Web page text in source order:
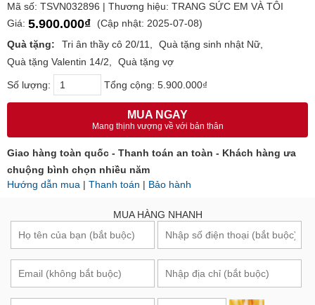
Mã số: TSVN032896 | Thương hiệu: TRANG SỨC EM VÀ TÔI
Giá: 5.900.000₫
(Cập nhật: 2025-07-08)
Quà tặng:
Tri ân thầy cô 20/11
Quà tặng sinh nhật Nữ
Quà tặng Valentin 14/2
Quà tặng vợ
Số lượng: Tổng cộng: 5.900.000₫
MUA NGAY
Mang thịnh vượng về với bản thân
Giao hàng toàn quốc - Thanh toán an toàn - Khách hàng ưa
chuộng bình chọn nhiều năm
Hướng dẫn mua | Thanh toán | Bảo hành
MUA HÀNG NHANH